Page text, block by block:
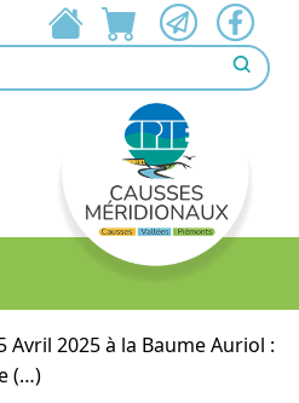
Avril 2025 à la Baume Auriol :
(…)